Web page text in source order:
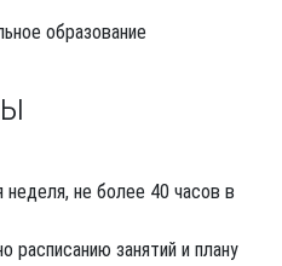
образование
не более 40 часов в
расписанию занятий и плану